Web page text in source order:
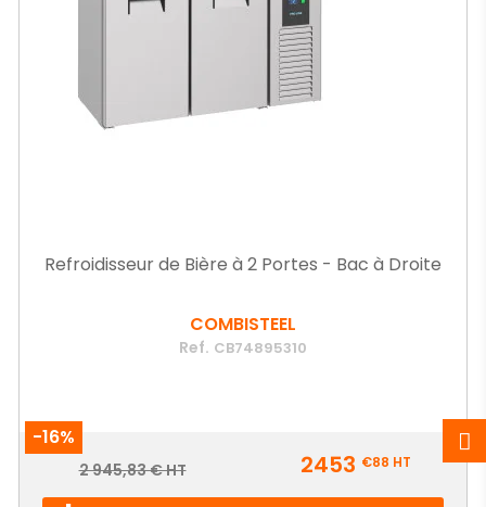
Refroidisseur de Bière à 2 Portes - Bac à Droite
COMBISTEEL
Ref. CB74895310
-16%
Prix
Prix
2 945,83 € HT 2453 €88 HT